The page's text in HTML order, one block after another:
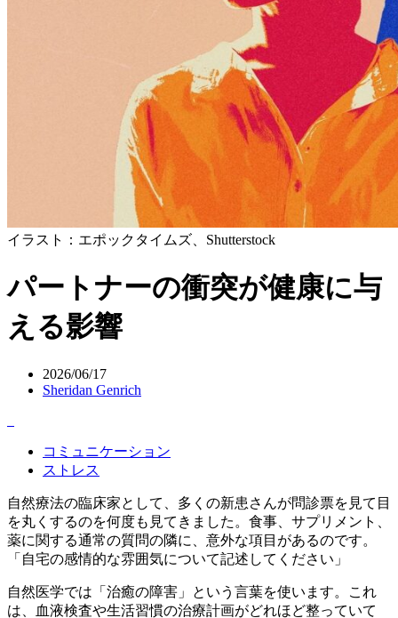
イラスト：エポックタイムズ、Shutterstock
パートナーの衝突が健康に与
える影響
2026/06/17
Sheridan Genrich
コミュニケーション
ストレス
自然療法の臨床家として、多くの新患さんが問診票を見て目
を丸くするのを何度も見てきました。食事、サプリメント、
薬に関する通常の質問の隣に、意外な項目があるのです。
「自宅の感情的な雰囲気について記述してください」
自然医学では「治癒の障害」という言葉を使います。これ
は、血液検査や生活習慣の治療計画がどれほど整っていて